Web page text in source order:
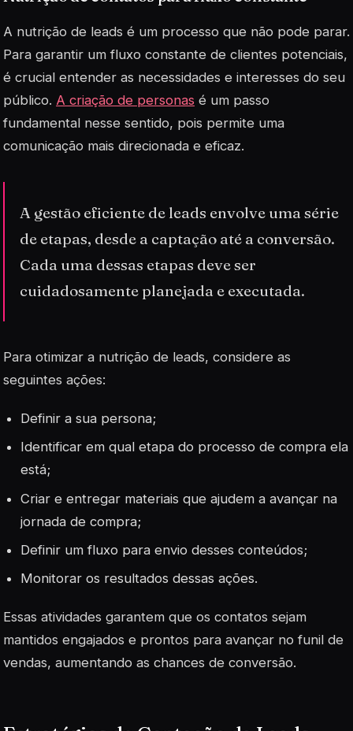
A nutrição de leads é um processo que não pode parar.
Para garantir um fluxo constante de clientes potenciais,
é crucial entender as necessidades e interesses do seu
público. A criação de personas é um passo
fundamental nesse sentido, pois permite uma
comunicação mais direcionada e eficaz.
A gestão eficiente de leads envolve uma série
de etapas, desde a captação até a conversão.
Cada uma dessas etapas deve ser
cuidadosamente planejada e executada.
Para otimizar a nutrição de leads, considere as
seguintes ações:
Definir a sua persona;
Identificar em qual etapa do processo de compra ela
está;
Criar e entregar materiais que ajudem a avançar na
jornada de compra;
Definir um fluxo para envio desses conteúdos;
Monitorar os resultados dessas ações.
Essas atividades garantem que os contatos sejam
mantidos engajados e prontos para avançar no funil de
vendas, aumentando as chances de conversão.